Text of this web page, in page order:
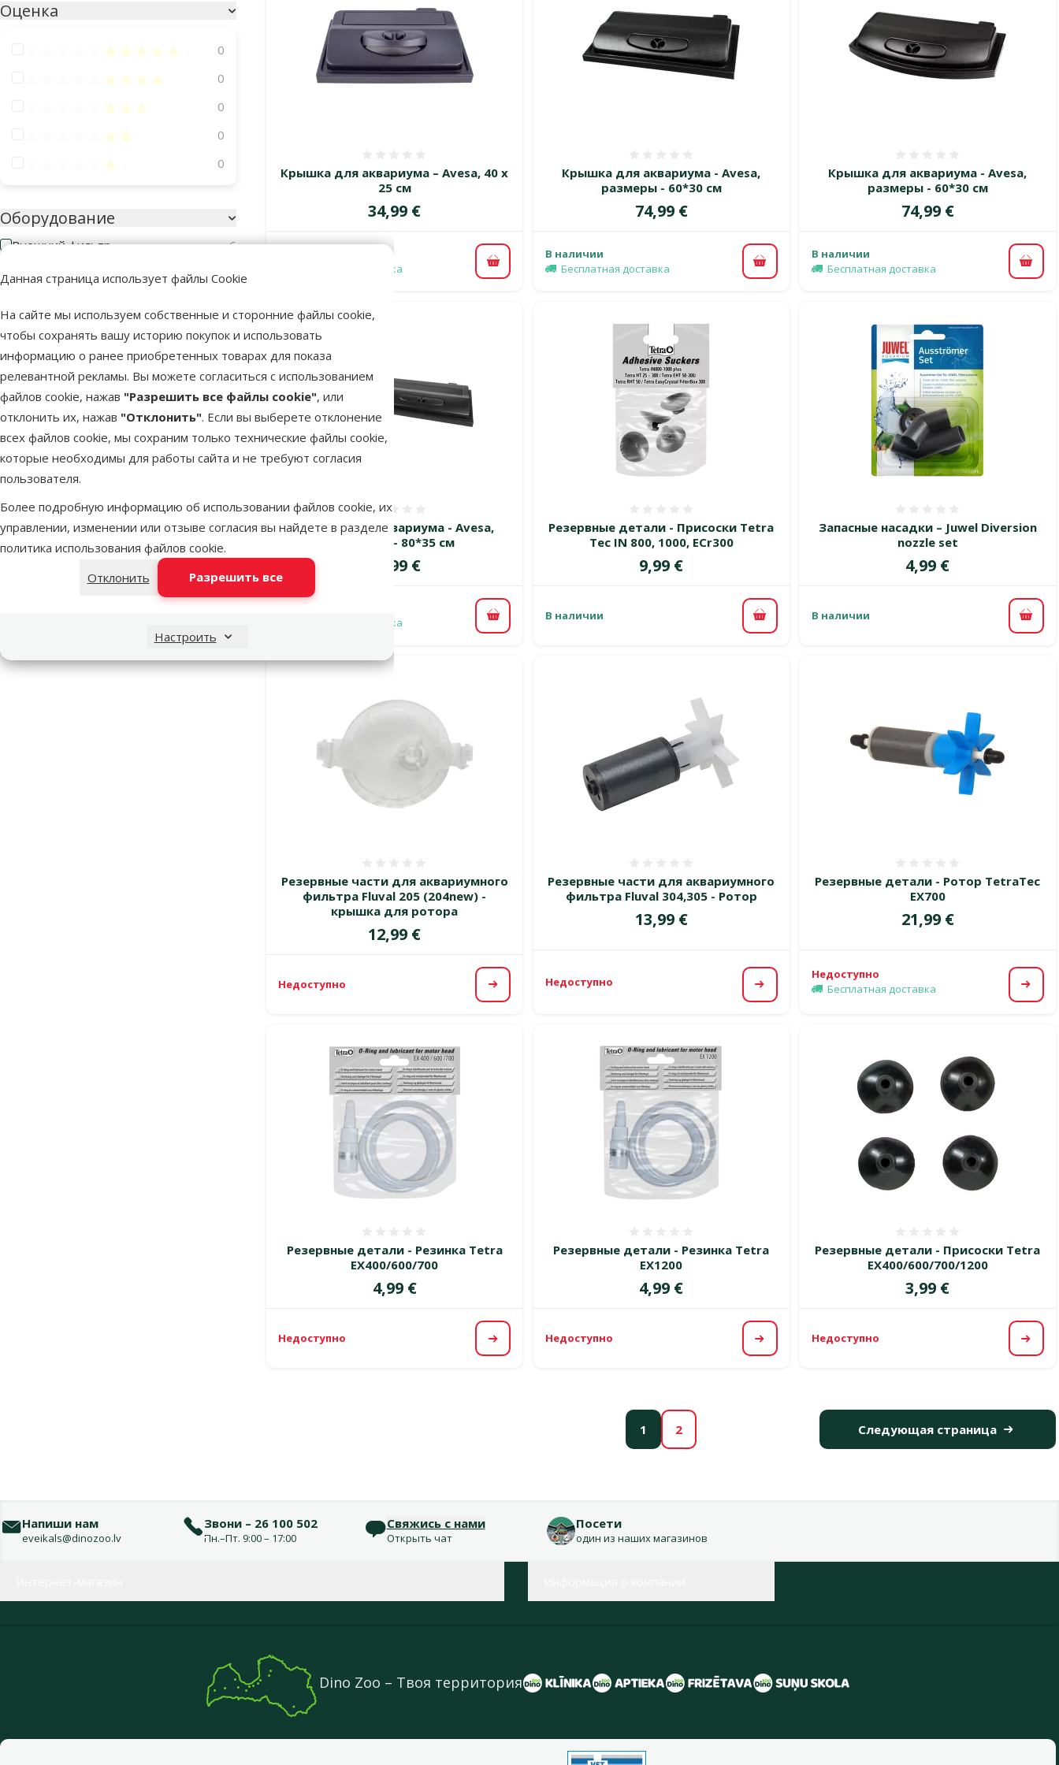
Данная страница использует файлы Cookie
На сайте мы используем собственные и сторонние файлы cookie,
чтобы сохранять вашу историю покупок и использовать
информацию о ранее приобретенных товарах для показа
релевантной рекламы. Вы можете согласиться с использованием
файлов cookie, нажав "Разрешить все файлы cookie", или
отклонить их, нажав "Отклонить". Если вы выберете отклонение
всех файлов cookie, мы сохраним только технические файлы cookie,
которые необходимы для работы сайта и не требуют согласия
пользователя.
Более подробную информацию об использовании файлов cookie, их
управлении, изменении или отзыве согласия вы найдете в разделе
политика использования файлов cookie.
Отклонить
Разрешить все
Настроить
Оценка
Оценка 100%
0
Оценка 80%
0
Оценка 60%
0
Оценка 40%
0
Оценка 20%
0
Оборудование
Внешний фильтр
6
Внутренний фильтр
1
Крышка для аквариума – Avesa, 40 x
25 см
Цена
34,99 €
Бесплатная доставка
В корзину
Крышка для аквариума - Avesa,
размеры - 60*30 см
Цена
74,99 €
В наличии
Бесплатная доставка
В корзину
Крышка для аквариума - Avesa,
размеры - 60*30 см
Цена
74,99 €
В наличии
Бесплатная доставка
В
Крышка для аквариума - Avesa,
размеры - 80*35 см
Цена
99,99 €
Бесплатная доставка
В корзину
Резервные детали - Присоски Tetra
Tec IN 800, 1000, ECr300
Цена
9,99 €
В наличии В корзину
Запасные насадки – Juwel Diversion
nozzle set
Цена
4,99 €
В наличии В
Резервные части для аквариумного
фильтра Fluval 205 (204new) -
крышка для ротора
Цена
12,99 €
Недоступно Посмотреть
Резервные части для аквариумного
фильтра Fluval 304,305 - Ротор
Цена
13,99 €
Недоступно
Посмотреть
Резервные детали - Ротор TetraTec
EX700
Цена
21,99 €
Недоступно
Бесплатная доставка
Резервные детали - Резинка Tetra
EX400/600/700
Цена
4,99 €
Недоступно Посмотреть
Резервные детали - Резинка Tetra
EX1200
Цена
4,99 €
Недоступно Посмотреть
Резервные детали - Присоски Tetra
EX400/600/700/1200
Цена
3,99 €
Недоступно
1 2 Следующая страница
Напиши нам
eveikals@dinozoo.lv
Звони – 26 100 502
Пн.–Пт. 9:00 – 17:00
Свяжись с нами
Открыть чат
Посети
один из наших магазинов
Dino Zoo – Твоя территория